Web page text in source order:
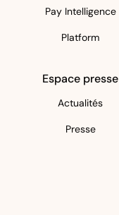
Pay Intelligence
Platform
Espace presse
Actualités
Presse